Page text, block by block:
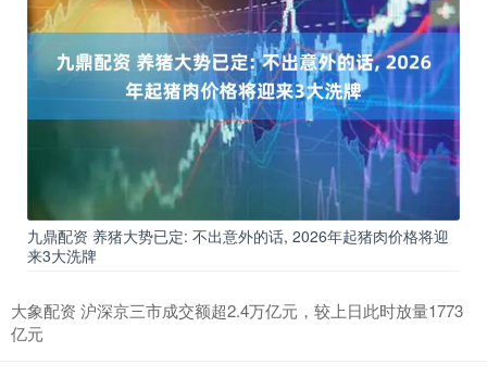
九鼎配资 养猪大势已定: 不出意外的话, 2026年起猪肉价格将迎
来3大洗牌
大象配资 沪深京三市成交额超2.4万亿元，较上日此时放量1773
亿元